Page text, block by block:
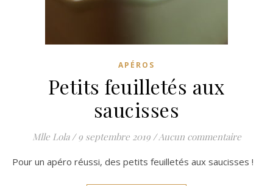
APÉROS
Petits feuilletés aux
saucisses
Mlle Lola / 9 septembre 2019 /Aucun commentaire
Pour un apéro réussi, des petits feuilletés aux saucisses !